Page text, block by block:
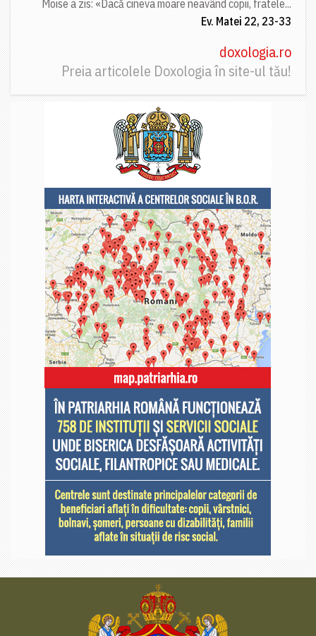
Moise a zis: «Dacă cineva moare neavând copii, fratele...
Ev. Matei 22, 23-33
doxologia.ro
Preia articolele Doxologia în site-ul tău!